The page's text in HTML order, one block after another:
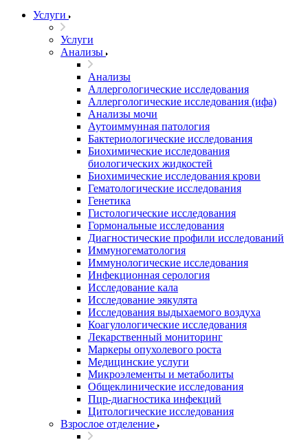
Услуги
Услуги
Анализы
Анализы
Аллергологические исследования
Аллергологические исследования (ифа)
Анализы мочи
Аутоиммунная патология
Бактериологические исследования
Биохимические исследования
биологических жидкостей
Биохимические исследования крови
Гематологические исследования
Генетика
Гистологические исследования
Гормональные исследования
Диагностические профили исследований
Иммуногематология
Иммунологические исследования
Инфекционная серология
Исследование кала
Исследование эякулята
Исследования выдыхаемого воздуха
Коагулологические исследования
Лекарственный мониторинг
Маркеры опухолевого роста
Медицинские услуги
Микроэлементы и метаболиты
Общеклинические исследования
Пцр-диагностика инфекций
Цитологические исследования
Взрослое отделение